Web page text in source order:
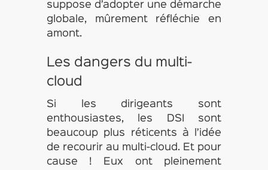
suppose d’adopter une démarche
globale, mûrement réfléchie en
amont.
Les dangers du multi-
cloud
Si les dirigeants sont
enthousiastes, les DSI sont
beaucoup plus réticents à l’idée
de recourir au multi-cloud. Et pour
cause ! Eux ont pleinement